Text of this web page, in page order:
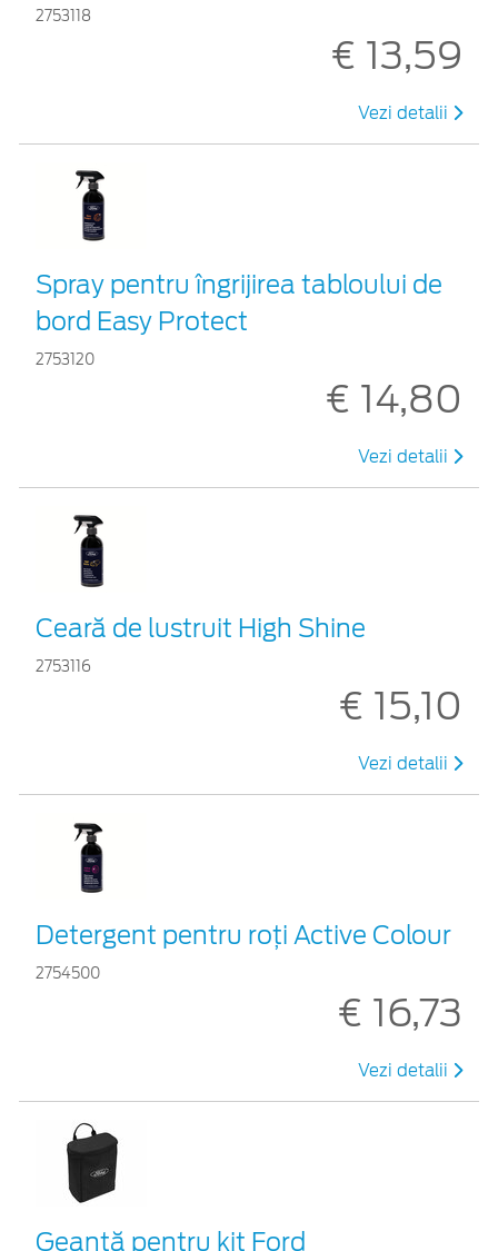
2753118
€ 13,59
Vezi detalii
Spray pentru îngrijirea tabloului de
bord Easy Protect
2753120
€ 14,80
Vezi detalii
Ceară de lustruit High Shine
2753116
€ 15,10
Vezi detalii
Detergent pentru roți Active Colour
2754500
€ 16,73
Vezi detalii
Geantă pentru kit Ford